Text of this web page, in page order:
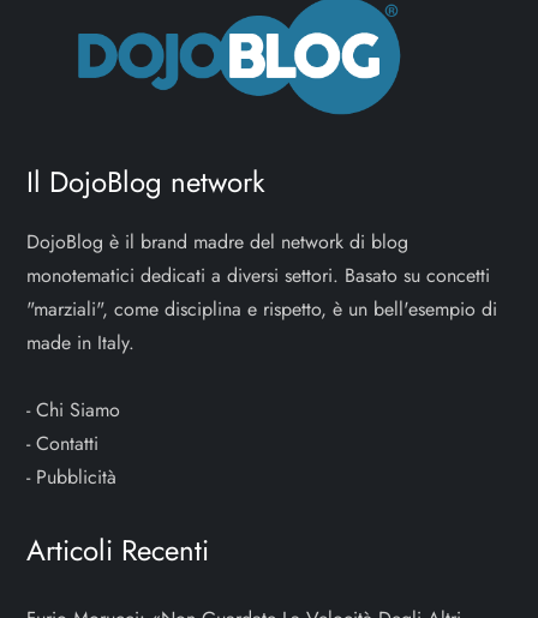
Il DojoBlog network
DojoBlog è il brand madre del network di blog
monotematici dedicati a diversi settori. Basato su concetti
"marziali", come disciplina e rispetto, è un bell'esempio di
made in Italy.
-Chi Siamo
-Contatti
- Pubblicità
Articoli Recenti